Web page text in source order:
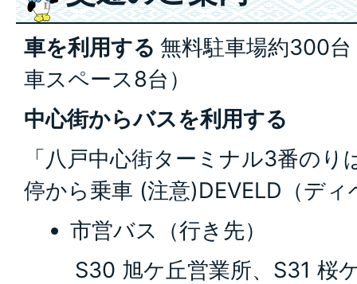
車を利用する 無料駐車場約300
車スペース8台）
中心街からバスを利用する
「八戸中心街ターミナル3番の
停から乗車 (注意)DEVELD（デ
市営バス（行き先）
S30 旭ケ丘営業所、S31 桜ケ